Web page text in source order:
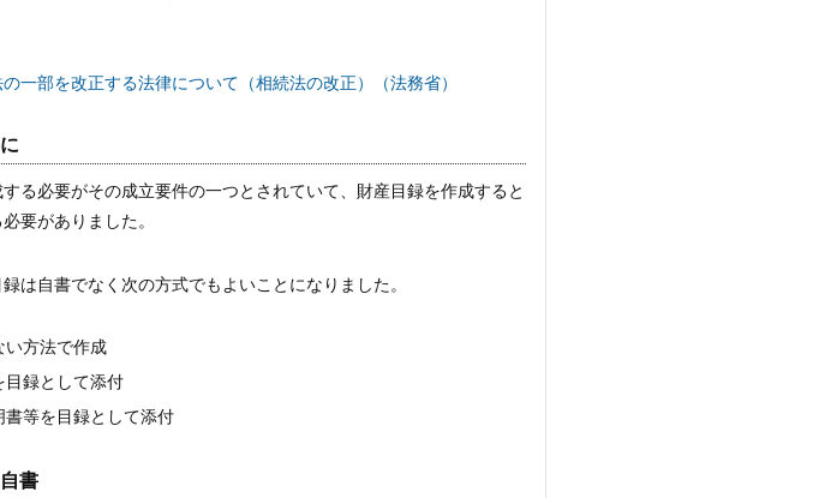
一部を改正する法律について（相続法の改正）（法務省）
る必要がその成立要件の一つとされていて、財産目録を作成すると
要がありました。
は自書でなく次の方式でもよいことになりました。
い方法で作成
目録として添付
等を目録として添付
書